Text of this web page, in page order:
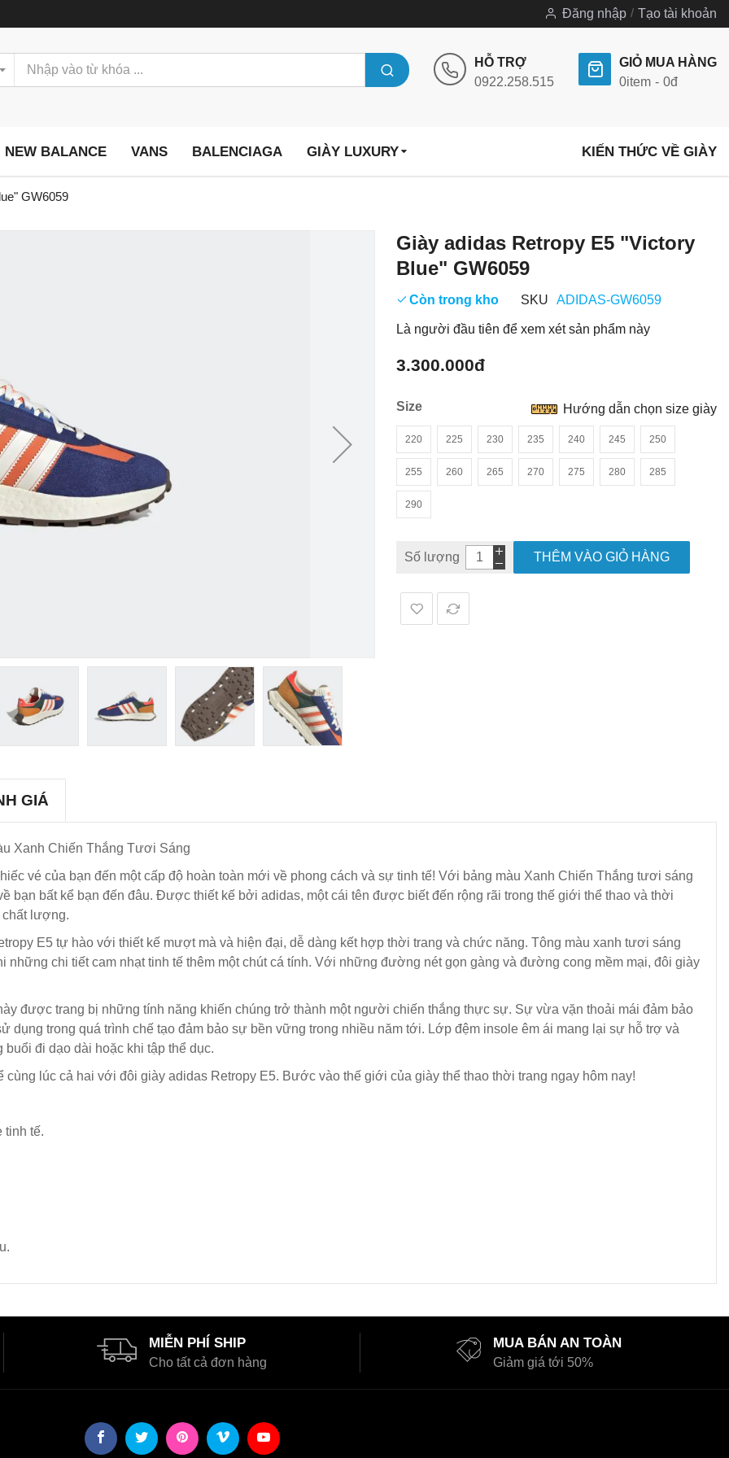
Đăng nhập Tạo tài khoản
HỖ TRỢ
0922.258.515
GIỎ MUA HÀNG
0item 0đ
NEW BALANCE VANS BALENCIAGA GIÀY LUXURY KIẾN THỨC VỀ GIÀY
GW6059
Giày adidas Retropy E5 "Victory
Blue" GW6059
Còn trong kho SKU ADIDAS-GW6059
Là người đầu tiên để xem xét sản phẩm này
3.300.000đ
Size
220 225 230 235 240 245 250
255 260 265 270 275 280 285
290
Hướng dẫn chọn size giày
Số lượng THÊM VÀO GIỎ HÀNG
Chuyển
phần
hình
GIÁ
Xanh Chiến Thắng Tươi Sáng
vé của bạn đến một cấp độ hoàn toàn mới về phong cách và sự tinh tế! Với bảng màu Xanh Chiến Thắng tươi sáng
bạn bất kể bạn đến đâu. Được thiết kế bởi adidas, một cái tên được biết đến rộng rãi trong thế giới thể thao và thời
chất lượng.
E5 tự hào với thiết kế mượt mà và hiện đại, dễ dàng kết hợp thời trang và chức năng. Tông màu xanh tươi sáng
những chi tiết cam nhạt tinh tế thêm một chút cá tính. Với những đường nét gọn gàng và đường cong mềm mại, đôi giày
được trang bị những tính năng khiến chúng trở thành một người chiến thắng thực sự. Sự vừa vặn thoải mái đảm bảo
dụng trong quá trình chế tạo đảm bảo sự bền vững trong nhiều năm tới. Lớp đệm insole êm ái mang lại sự hỗ trợ và
đi dạo dài hoặc khi tập thể dục.
lúc cả hai với đôi giày adidas Retropy E5. Bước vào thế giới của giày thể thao thời trang ngay hôm nay!
tinh tế.
MIỄN PHÍ SHIP
Cho tất cả đơn hàng
MUA BÁN AN TOÀN
Giảm giá tới 50%